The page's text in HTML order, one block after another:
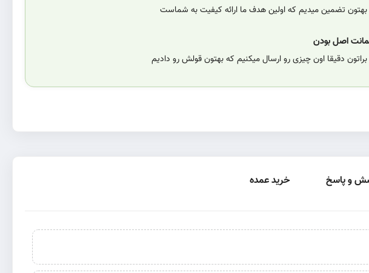
بهتون تضمین میدیم که اولین هدف ما ارائه کیفیت به شماست
اصل بودن
براتون دقیقا اون چیزی رو ارسال میکنیم که بهتون قولش رو دادیم
و پاسخ خرید عمده